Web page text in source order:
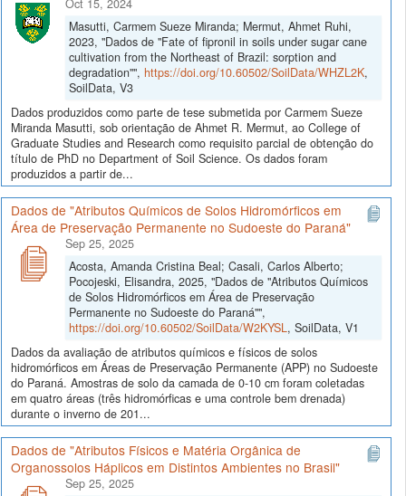
Oct 15, 2024
Masutti, Carmem Sueze Miranda; Mermut, Ahmet Ruhi,
2023, "Dados de "Fate of fipronil in soils under sugar cane
cultivation from the Northeast of Brazil: sorption and
degradation"", https://doi.org/10.60502/SoilData/WHZL2K,
SoilData, V3
Dados produzidos como parte de tese submetida por Carmem Sueze
Miranda Masutti, sob orientação de Ahmet R. Mermut, ao College of
Graduate Studies and Research como requisito parcial de obtenção do
título de PhD no Department of Soil Science. Os dados foram
produzidos a partir de...
Dados de "Atributos Químicos de Solos Hidromórficos em
Área de Preservação Permanente no Sudoeste do Paraná"
Sep 25, 2025
Acosta, Amanda Cristina Beal; Casali, Carlos Alberto;
Pocojeski, Elisandra, 2025, "Dados de "Atributos Químicos
de Solos Hidromórficos em Área de Preservação
Permanente no Sudoeste do Paraná"",
https://doi.org/10.60502/SoilData/W2KYSL, SoilData, V1
Dados da avaliação de atributos químicos e físicos de solos
hidromórficos em Áreas de Preservação Permanente (APP) no Sudoeste
do Paraná. Amostras de solo da camada de 0-10 cm foram coletadas
em quatro áreas (três hidromórficas e uma controle bem drenada)
durante o inverno de 201...
Dados de "Atributos Físicos e Matéria Orgânica de
Organossolos Háplicos em Distintos Ambientes no Brasil"
Sep 25, 2025